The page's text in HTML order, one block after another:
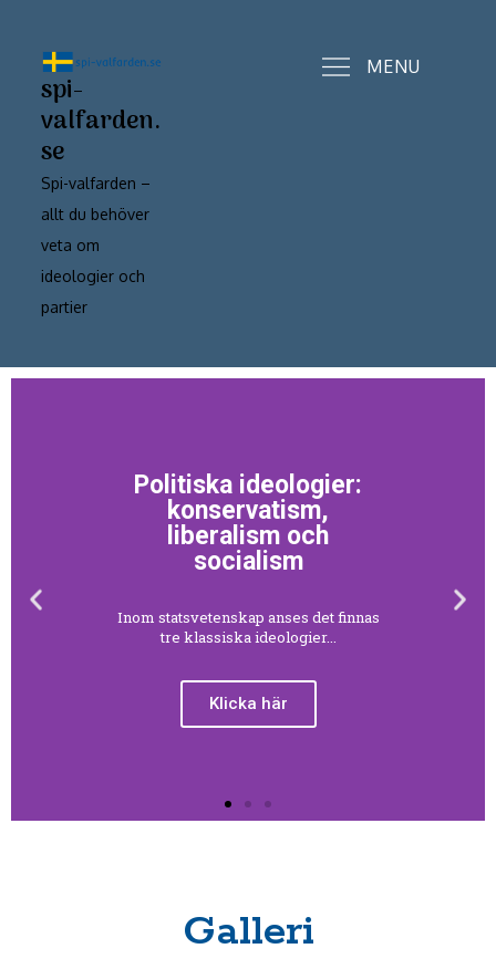
MENU
spi-
valfarden.
se
Spi-valfarden –
allt du behöver
veta om
ideologier och
partier
Utvecklingen av
politiska ideologer
Galleri